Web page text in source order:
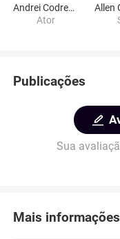
Andrei Codrescu
Ator
Allen
Publicações
Sua
Mais informações